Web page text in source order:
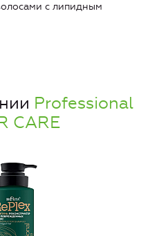
с липидным
Professional
CARE